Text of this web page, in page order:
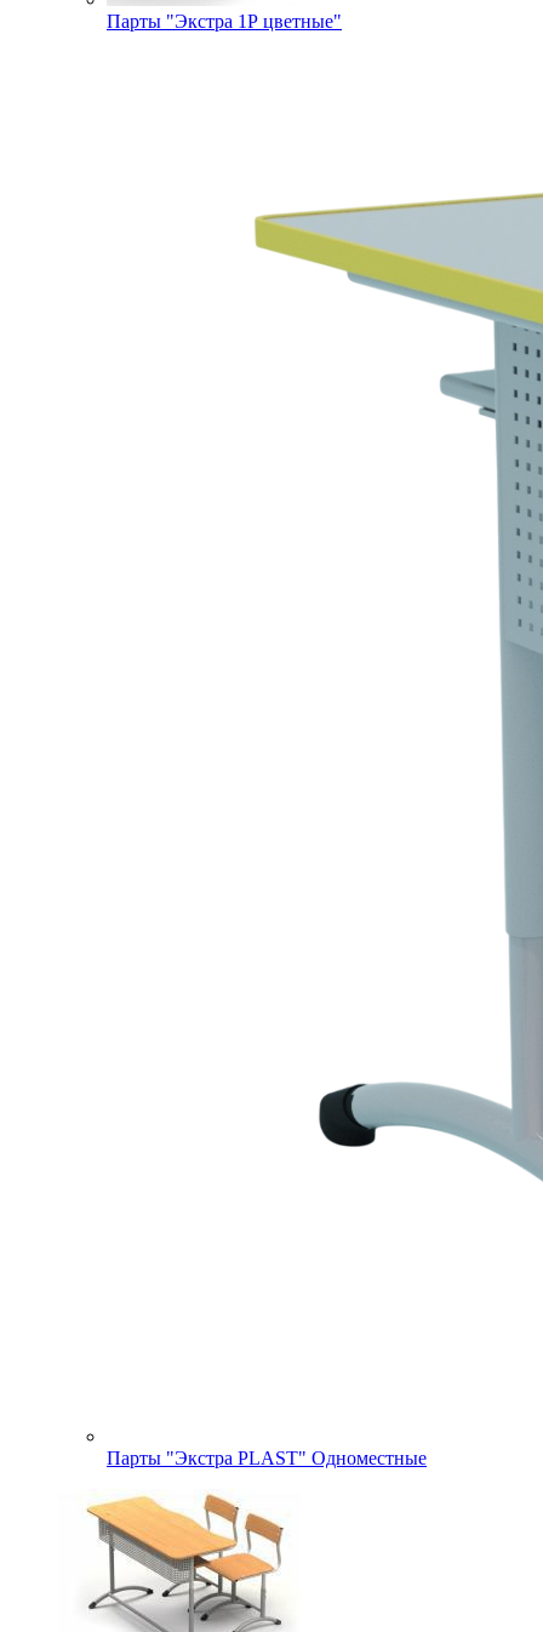
Парты "Экстра 1Р цветные"
Парты "Экстра PLAST" Одноместные